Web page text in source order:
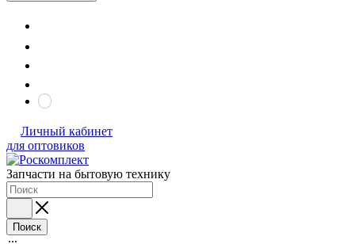
Личный кабинет
для оптовиков
Запчасти на бытовую технику
Поиск